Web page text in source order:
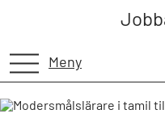
Meny